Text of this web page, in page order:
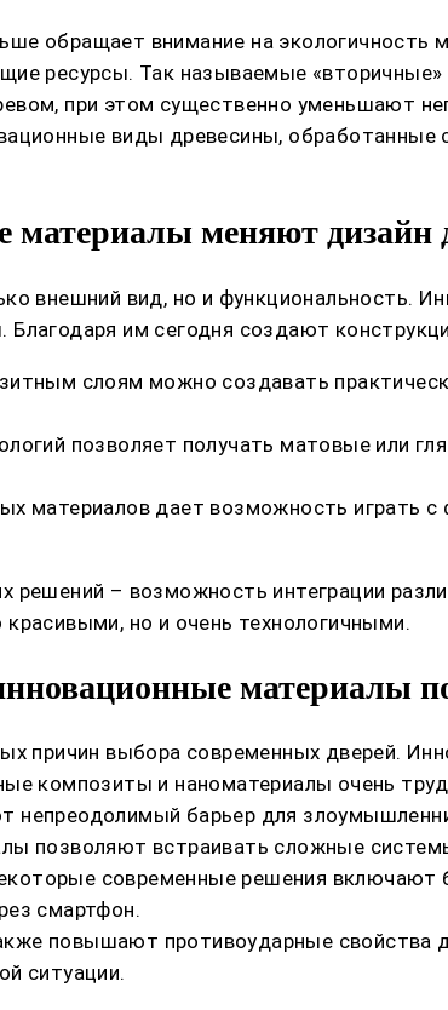
обращает внимание на экологичность
ресурсы. Так называемые
при этом существенно уменьшают
виды древесины,
меняют дизайн
внешний вид, но и функциональность.
им сегодня создают
слоям можно создавать
позволяет получать матовые или
материалов дает возможность играть
решений – возможность интеграции
но и очень технологичными.
материалы
причин выбора современных дверей.
композиты и наноматериалы очень
непреодолимый барьер для
позволяют встраивать сложные
современные решения включают
смартфон.
повышают противоударные свойства
ситуации.